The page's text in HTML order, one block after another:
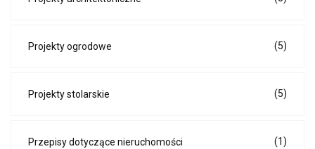
Projekty ogrodowe (5)
Projekty stolarskie (5)
Przepisy dotyczące nieruchomości (1)